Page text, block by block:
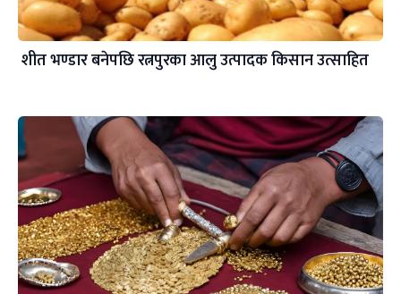
शीत भण्डार बनेपछि रत्नपुरका आलु उत्पादक किसान उत्साहित